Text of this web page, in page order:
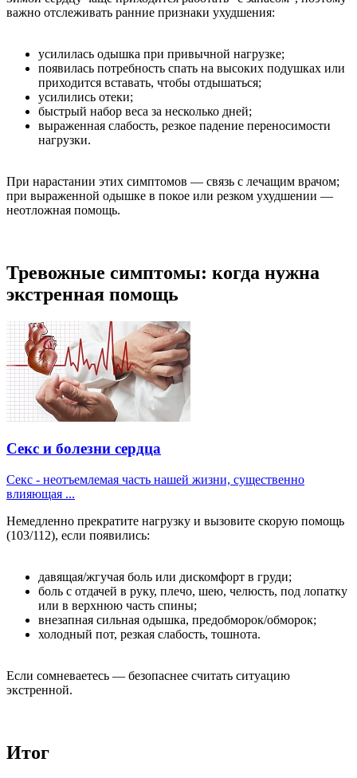
важно отслеживать ранние признаки ухудшения:
усилилась одышка при привычной нагрузке;
появилась потребность спать на высоких подушках или
приходится вставать, чтобы отдышаться;
усилились отеки;
быстрый набор веса за несколько дней;
выраженная слабость, резкое падение переносимости
нагрузки.
При нарастании этих симптомов — связь с лечащим врачом;
при выраженной одышке в покое или резком ухудшении —
неотложная помощь.
Тревожные симптомы: когда нужна
экстренная помощь
Секс и болезни сердца
Секс - неотъемлемая часть нашей жизни, существенно
влияющая ...
Немедленно прекратите нагрузку и вызовите скорую помощь
(103/112), если появились:
давящая/жгучая боль или дискомфорт в груди;
боль с отдачей в руку, плечо, шею, челюсть, под лопатку
или в верхнюю часть спины;
внезапная сильная одышка, предобморок/обморок;
холодный пот, резкая слабость, тошнота.
Если сомневаетесь — безопаснее считать ситуацию
экстренной.
Итог